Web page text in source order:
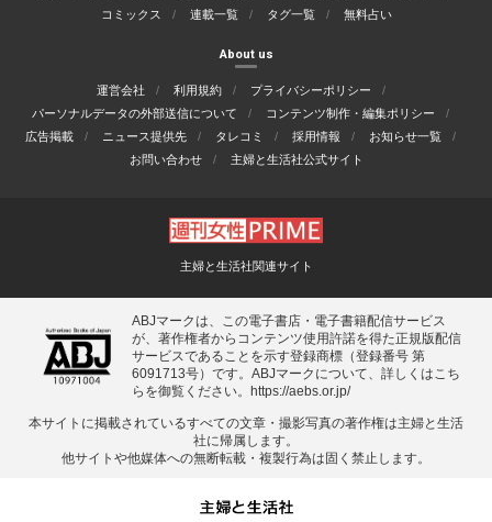
コミックス
連載一覧 タグ一覧 無料占い
About us
運営会社 利用規約
プライバシーポリシー
パーソナルデータの外部送信について
コンテンツ制作・編集ポリシー
広告掲載
ニュース提供先 タレコミ 採用情報
お知らせ一覧
お問い合わせ
主婦と生活社公式サイト
主婦と生活社関連サイト
ABJマークは、この電子書店・電子書籍配信サービス
が、著作権者からコンテンツ使用許諾を得た正規版配信
サービスであることを示す登録商標（登録番号 第
6091713号）です。ABJマークについて、詳しくはこち
らを御覧ください。
https://aebs.or.jp/
本サイトに掲載されているすべての⽂章・撮影写真の著作権は主婦と⽣活
社に帰属します。
他サイトや他媒体への無断転載・複製⾏為は固く禁⽌します。